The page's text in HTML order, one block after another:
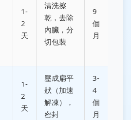
1-
2
天
清洗擦
乾，去除
內臟，分
切包裝
9
個
月
1-
2
天
壓成扁平
狀（加速
解凍），
密封
3-
4
個
月